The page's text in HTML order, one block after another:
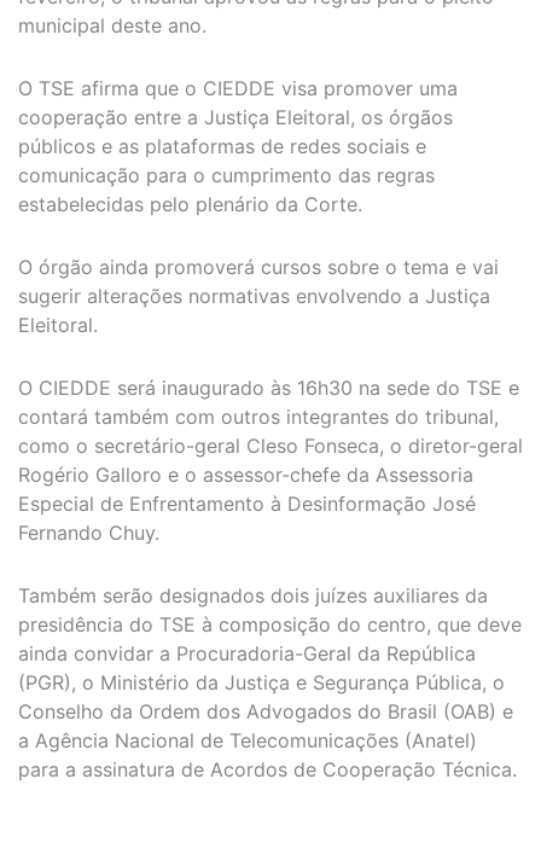
municipal deste ano.
O TSE afirma que o CIEDDE visa promover uma
cooperação entre a Justiça Eleitoral, os órgãos
públicos e as plataformas de redes sociais e
comunicação para o cumprimento das regras
estabelecidas pelo plenário da Corte.
O órgão ainda promoverá cursos sobre o tema e vai
sugerir alterações normativas envolvendo a Justiça
Eleitoral.
O CIEDDE será inaugurado às 16h30 na sede do TSE e
contará também com outros integrantes do tribunal,
como o secretário-geral Cleso Fonseca, o diretor-geral
Rogério Galloro e o assessor-chefe da Assessoria
Especial de Enfrentamento à Desinformação José
Fernando Chuy.
Também serão designados dois juízes auxiliares da
presidência do TSE à composição do centro, que deve
ainda convidar a Procuradoria-Geral da República
(PGR), o Ministério da Justiça e Segurança Pública, o
Conselho da Ordem dos Advogados do Brasil (OAB) e
a Agência Nacional de Telecomunicações (Anatel)
para a assinatura de Acordos de Cooperação Técnica.